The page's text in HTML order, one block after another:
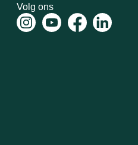
Volg ons